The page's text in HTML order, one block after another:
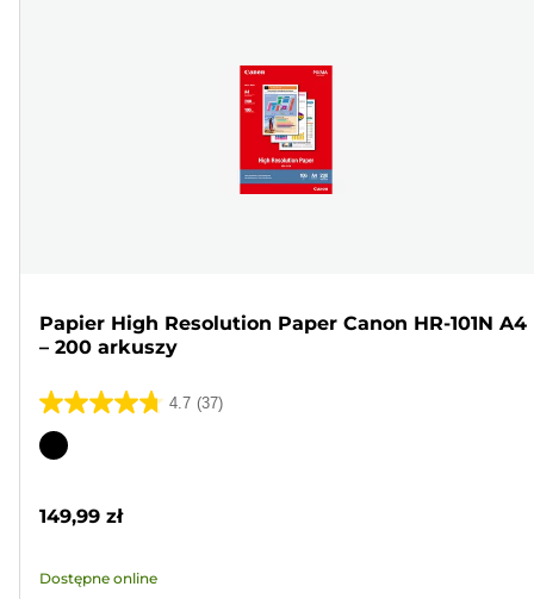
Papier High Resolution Paper Canon HR-101N A4
– 200 arkuszy
4.7 (37)
4.7
na
37
Wkład
149,99 zł
Dostępne online